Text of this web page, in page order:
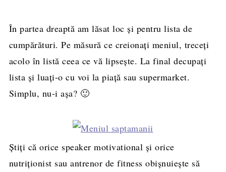
În partea dreaptă am lăsat loc şi pentru lista de
cumpărături. Pe măsură ce creionaţi meniul, treceţi
acolo în listă ceea ce vă lipseşte. La final decupaţi
lista şi luaţi-o cu voi la piaţă sau supermarket.
Simplu, nu-i aşa? 🙂
Ştiţi că orice speaker motivational şi orice
nutriţionist sau antrenor de fitness obișnuiește să